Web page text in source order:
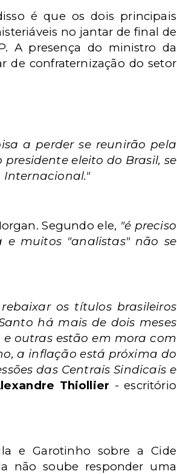
é que os dois principais
no jantar de final de
A presença do ministro da
de confraternização do setor
a perder se reunirão pela
eleito do Brasil, se
Internacional."
Segundo ele, "é preciso
e muitos "analistas" não se
os títulos brasileiros
há mais de dois meses
outras estão em mora com
a inflação está próxima do
das Centrais Sindicais e
Thiollier - escritório
e Garotinho sobre a Cide
não soube responder uma